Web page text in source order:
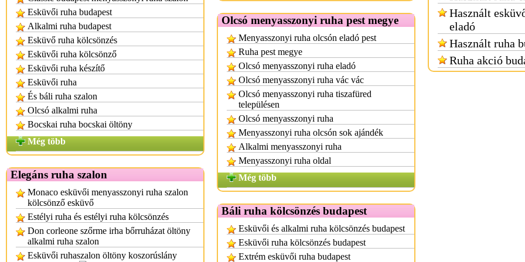
Esküvői ruha budapest
Alkalmi ruha budapest
Esküvő ruha kölcsönzés
Esküvői ruha kölcsönző
Esküvői ruha készítő
Esküvői ruha
És báli ruha szalon
Olcsó alkalmi ruha
Bocskai ruha bocskai öltöny
Még több
Elegáns ruha szalon
Monaco esküvői menyasszonyi ruha szalon
kölcsönző esküvő
Estélyi ruha és estélyi ruha kölcsönzés
Don corleone szőrme irha bőrruházat öltöny
alkalmi ruha szalon
Esküvői ruhaszalon öltöny koszorúslány
Olcsó menyasszonyi ruha pest megye
Menyasszonyi ruha olcsón eladó pest
Ruha pest megye
Olcsó menyasszonyi ruha eladó
Olcsó menyasszonyi ruha vác vác
Olcsó menyasszonyi ruha tiszafüred
településen
Olcsó menyasszonyi ruha
Menyasszonyi ruha olcsón sok ajándék
Alkalmi menyasszonyi ruha
Menyasszonyi ruha oldal
Még több
Báli ruha kölcsönzés budapest
Esküvői és alkalmi ruha kölcsönzés budapest
Esküvői ruha kölcsönzés budapest
Extrém esküvői ruha budapest
Használt
eladó
Használt ruha
Ruha akció